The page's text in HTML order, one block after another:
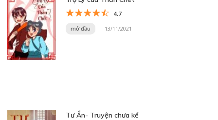
4.7
mở đầu 13/11/2021
Tư Ẩn- Truyện chưa kể